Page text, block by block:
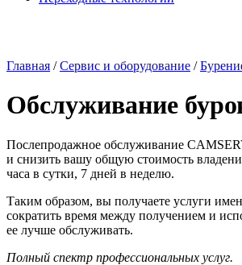
Главная /Сервис и оборудование /
Обслуживание
Послепродажное обслуживание
и снизить вашу общую стоимость
часа в сутки, 7 дней в неделю.
Таким образом, вы получаете услуги
сократить время между получением и
ее лучше обслуживать.
Полный спектр профессиональных услуг.